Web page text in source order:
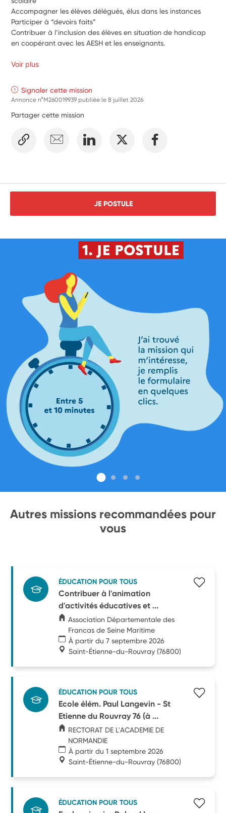
Accompagner les élèves délégués, élus dans les instances
Participer à “devoirs faits”
Contribuer à l’inclusion des élèves en situation de handicap
en coopérant avec les AESH et les enseignants.
Voir plus
Signaler cette mission
Annonce n°M260019939 publiée le8 juillet 2026
Partager cette mission
JE POSTULE
Autres missions recommandées pour
vous
ÉDUCATION POUR TOUS
Contribuer à l'animation
d'activités éducatives et ...
Association Départementale des
Francas de Seine Maritime
À partir du 7 septembre 2026
Saint-Étienne-du-Rouvray (76800)
ÉDUCATION POUR TOUS
Ecole élém. Paul Langevin - St
Etienne du Rouvray 76 (à ...
RECTORAT DE L'ACADEMIE DE
NORMANDIE
À partir du 1 septembre 2026
Saint-Étienne-du-Rouvray (76800)
ÉDUCATION POUR TOUS